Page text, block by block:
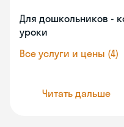
Для дошкольников -
уроки
Все услуги и цены (4)
Читать дальше